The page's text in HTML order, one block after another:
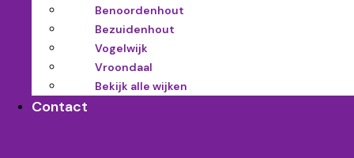
Benoordenhout
Bezuidenhout
Vogelwijk
Vroondaal
Bekijk alle wijken
Contact